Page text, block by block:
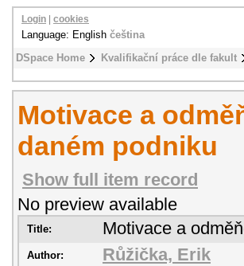
DSpace Home Kvalifikační práce dle fakult
Login cookies
Language: English čeština
Motivace a
daném podniku
Show full item record
No preview available
Title: Motivace a
Author: Růžička, Erik